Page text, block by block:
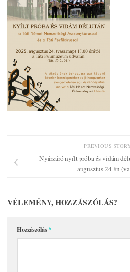
PREVIOUS STORY
Nyárzáró nyílt próba és vidám
augusztus 24-én
VÉLEMÉNY, HOZZÁSZÓLÁS?
Hozzászólás*